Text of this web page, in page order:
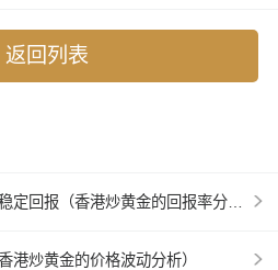
返回列表
回报（香港炒黄金的回报率分析）
港炒黄金的价格波动分析）